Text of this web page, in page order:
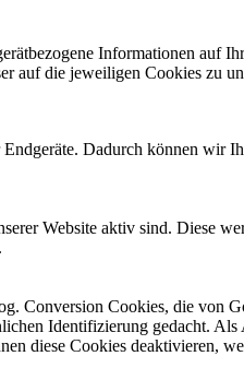
Informationen auf
die jeweiligen Cookies zu
Dadurch können wir
Website aktiv sind. Diese
Conversion Cookies, die von
Identifizierung gedacht.
diese Cookies deaktivieren,